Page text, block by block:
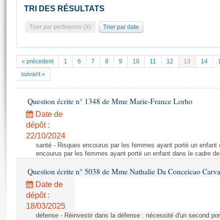
Pétitions
Documents parlementaires
Projets de loi
Propositions de loi
Amendements
Textes adoptés
Rapports d'information
Rapports législatifs
Rapports sur l'application des lois
Baromètre de l’application des lois
Statistiques et chiffres clés
Documents de référence
( Constitution | Règlement de l'Assemblée ... )
Histoire
Juniors
Anciennes législatures
Liens vers les sites publics
La Bibliothèque
Les archives
Photos libres de droit
TRI DES RÉSULTATS
Trier par pertinence (X) Trier par date
« précedent 1 6 7 8 9 10 11 12 13 14
suivant »
Question écrite n° 1348 de Mme Marie-France Lorho
Date de
dépôt :
22/10/2024
santé - Risques encourus par les femmes ayant porté un enfant
encourus par les femmes ayant porté un enfant dans le cadre
Question écrite n° 5038 de Mme Nathalie Da Conceicao
Date de
dépôt :
18/03/2025
défense - Réinvestir dans la défense : nécessité d'un second